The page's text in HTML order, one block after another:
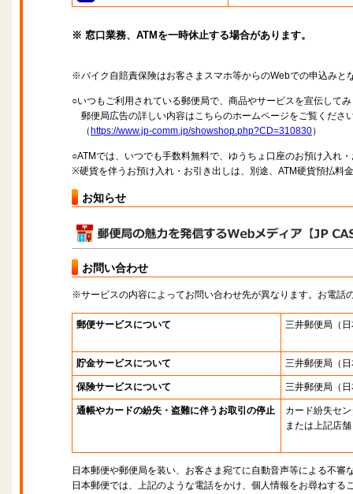
※ 窓口業務、ATMを一時休止する場合があります。
※バイク自賠責保険はお客さまスマホ等からのWebでの申込みと
○いつもご利用されている郵便局で、商品やサービスを宣伝して
郵便局広告の詳しい内容はこちらのホームページをご覧くださ
（ https://www.jp-comm.jp/showshop.php?CD=310830）
○ATMでは、いつでも手数料無料で、ゆうちょ口座のお預け入れ
※硬貨を伴うお預け入れ・お引き出しは、別途、ATM硬貨預払料
お知らせ
お問い合わせ
※サービスの内容によってお問い合わせ先が異なります。お電話
郵便サービスについて 三井郵便局 （
貯金サービスについて 三井郵便局 （
保険サービスについて 三井郵便局 （
通帳やカードの紛失・盗難に伴うお取引の停止
カード紛失セ
または上記店舗
日本郵便や郵便局を装い、お客さま宛てに自動音声等による不審
日本郵便では、上記のような電話をかけ、個人情報をお尋ねする